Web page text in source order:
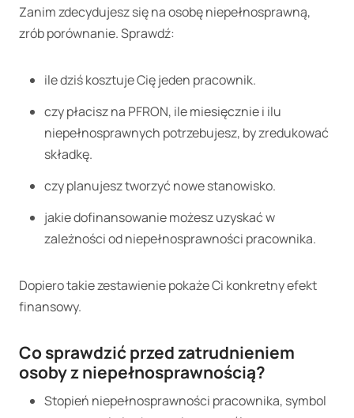
Zanim zdecydujesz się na osobę niepełnosprawną,
zrób porównanie. Sprawdź:
ile dziś kosztuje Cię jeden pracownik.
czy płacisz na PFRON, ile miesięcznie i ilu
niepełnosprawnych potrzebujesz, by zredukować
składkę.
czy planujesz tworzyć nowe stanowisko.
jakie dofinansowanie możesz uzyskać w
zależności od niepełnosprawności pracownika.
Dopiero takie zestawienie pokaże Ci konkretny efekt
finansowy.
Co sprawdzić przed zatrudnieniem
osoby z niepełnosprawnością?
Stopień niepełnosprawności pracownika, symbol